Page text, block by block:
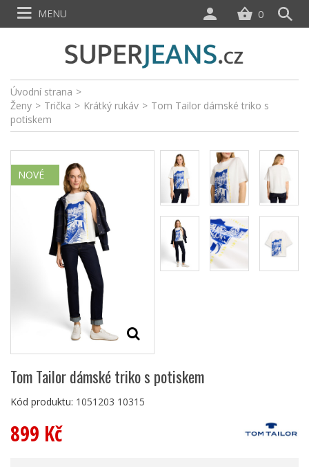
Úvodní strana >
Ženy > Trička > Krátký rukáv > Tom Tailor dámské triko s
potiskem
NOVÉ
Tom Tailor dámské triko s potiskem
Kód produktu: 1051203 10315
899 Kč
0
MENU